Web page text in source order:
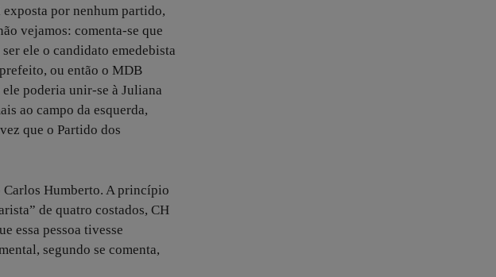
por nenhum partido,
vejamos: comenta-se que
ele o candidato emedebista
ou então o MDB
poderia unir-se à Juliana
ao campo da esquerda,
que o Partido dos
Carlos Humberto. A princípio
de quatro costados, CH
essa pessoa tivesse
segundo se comenta,